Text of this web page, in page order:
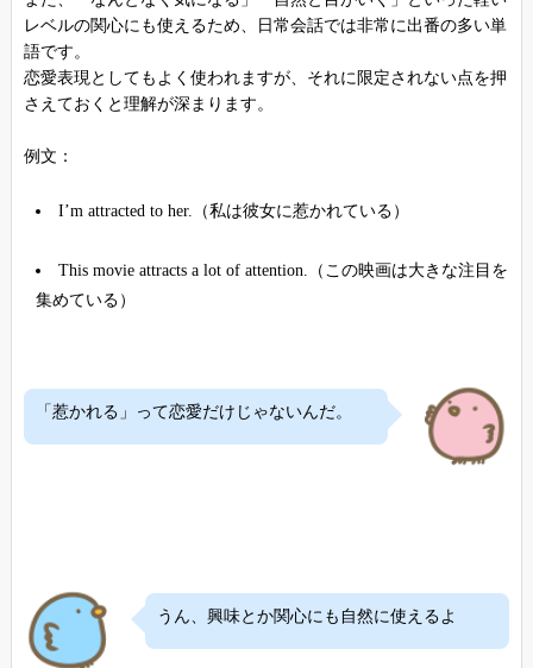
レベルの関心にも使えるため、日常会話では非常に出番の多い単
語です。
恋愛表現としてもよく使われますが、それに限定されない点を押
さえておくと理解が深まります。
例文：
I’m attracted to her.（私は彼女に惹かれている）
This movie attracts a lot of attention.（この映画は大きな注目を
集めている）
「惹かれる」って恋愛だけじゃないんだ。
うん、興味とか関心にも自然に使えるよ